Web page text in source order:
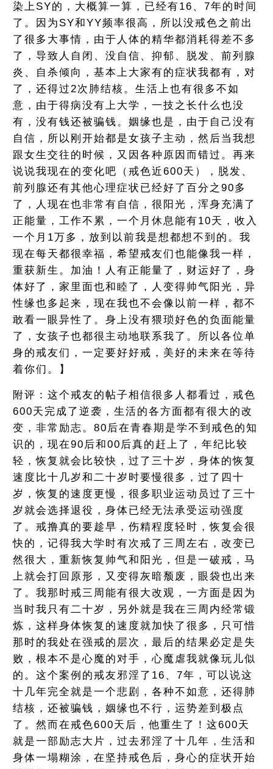
染上SY的，大概算一算，已经有16、7年的时间
了。因为SY和YY频率很高，所以没戒色之前出
了很多大事情，由于人体的精华都消耗得差不多
了，导致人自闭、没自信、抑郁、脱发、前列腺
炎、自杀倾向，基本上大家有的症状我都有，对
了，还得过2次肺结核。生活上也有很多不如
意，由于得病没有上大学，一技之长什么也没
有，没有钱还被骗钱。姻缘也是，由于自己没有
自信，所以刚开始都是女孩子主动，然后当我想
跟女生交往的时候，又因各种原因而错过。再来
说说我现在的变化吧（戒色近600天），脱发、
前列腺还有其他心理症状已经好了百分之90多
了，人现在也非常有自信，很阳光，浑身充满了
正能量，工作不累，一个月休息能有10天，收入
一个月1万多，放到以前我是想都想不到的。我
现在每天都很幸福，希望戒友们也能像我一样，
重获新生。加油！人有正能量了，财运好了，身
体好了，家里面也和睦了，人变得帅气阳光，异
性缘也多起来，现在我也不会像以前一样，都不
敢看一眼异性了。身上没有猥琐好色的负面能量
了，女孩子也都很主动地联系我了。所以各位单
身的戒友们，一定要好好戒，美好的未来在等待
着你们。】
附评：这个戒友的帖子相信很多人都看过，戒色
600天完成了逆袭，生活的各方面都有很大的改
变，非常励志。80后在青春期是学不到戒色的知
识的，现在90后和00后真的赶上了，年纪比较
轻，恢复就会比较快，过了三十岁，身体的恢复
速度比十几岁和二十岁时要慢很多，过了四十
岁，恢复的速度更慢，很多职业运动员过了三十
岁就会选择退役，身体已经无法承受运动强度
了。戒撸真的要趁早，伤精程度轻时，恢复会很
快的，记得我大学时有次戒了三周左右，改变已
然很大，重新恢复帅气和阳光，但是一破戒，马
上就会打回原形，又变得灰暗颓废，眼袋也出来
了。我那时戒三周能有很大改观，一方面是因为
当时我只有二十岁，另外就是我在三周内经常锻
炼，这样身体恢复的速度就加快了很多，只可惜
那时的我处在强戒的层次，最后的结果必定是失
败，根本不是心魔的对手，心魔虐我就像玩儿似
的。这个案例的戒友邪淫了16、7年，可以说这
十几年完全就是一个悲剧，各种不如意，还得肺
结核，还被骗钱，姻缘也不行，运势差到极点
了。然而在戒色600天后，他重生了！这600天
就是一部励志大片，过去邪淫了十几年，生活和
身体一塌糊涂，在坚持戒色后，身心的症状开始